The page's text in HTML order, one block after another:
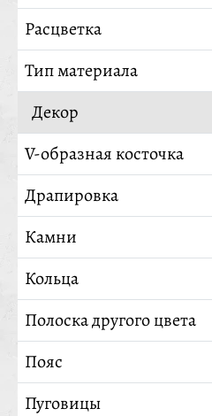
Расцветка
Тип материала
Декор
V-образная косточка
Драпировка
Камни
Кольца
Полоска другого цвета
Пояс
Пуговицы